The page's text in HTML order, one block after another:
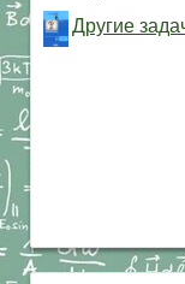
Другие